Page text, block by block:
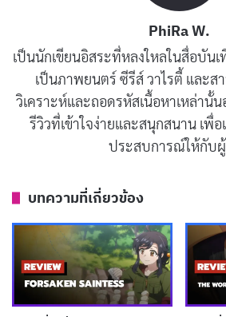
รีวิวและเรื่องย่อ Monthly
kun (นักเขียนการ์ตูนสาวน้
ซากิคุง)
“Monthly Girls’ Nozaki-kun” มีคว
ความโรแมนติกและความตลกได้อย่า
ลดความโดดเด่นลงไปบ้าง ซากุระเ
มองทุกสถานการณ์ในแง่โรแมนติก ซึ่ง
ผิดหวังของเธอ ความพยายามของซ
ซากิ และความหวังว่าโนซากิจะเข้าใ
PhiRa W.
เป็นนักเขียนอิสระที่หลงใหลในสื่อบัน
เป็นภาพยนตร์ ซีรีส์ วาไรตี้ และ
วิเคราะห์และถอดรหัสเนื้อหาเหล่านั้
รีวิวที่เข้าใจง่ายและสนุกสนาน เพื่
ประสบการณ์ให้กับ
บทความที่เกี่ยวข้อง